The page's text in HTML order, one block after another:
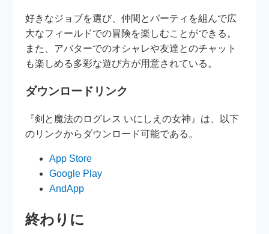
好きなジョブを選び、仲間とパーティを組んで広
大なフィールドでの冒険を楽しむことができる。
また、アバターでのオシャレや友達とのチャット
も楽しめる多彩な遊び方が用意されている。
ダウンロードリンク
『剣と魔法のログレス いにしえの女神』は、以下
のリンクからダウンロード可能である。
App Store
Google Play
AndApp
終わりに